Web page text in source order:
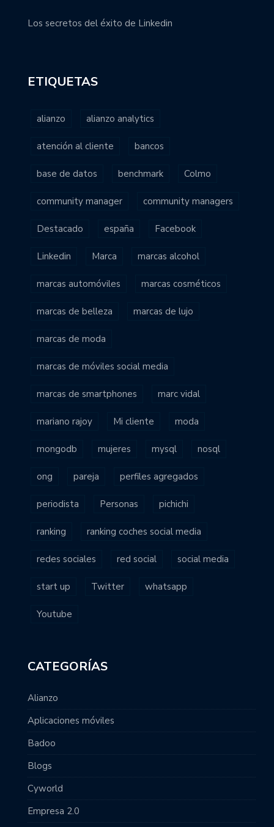
Los secretos del éxito de Linkedin
ETIQUETAS
alianzo alianzo analytics
atención al cliente bancos
base de datos benchmark Colmo
community manager community managers
Destacado españa Facebook
Linkedin Marca marcas alcohol
marcas automóviles marcas cosméticos
marcas de belleza marcas de lujo
marcas de moda
marcas de móviles social media
marcas de smartphones marc vidal
mariano rajoy Mi cliente moda
mongodb mujeres mysql nosql
ong pareja perfiles agregados
periodista Personas pichichi
ranking ranking coches social media
redes sociales red social social media
start up Twitter whatsapp
Youtube
CATEGORÍAS
Alianzo
Aplicaciones móviles
Badoo
Blogs
Cyworld
Empresa 2.0